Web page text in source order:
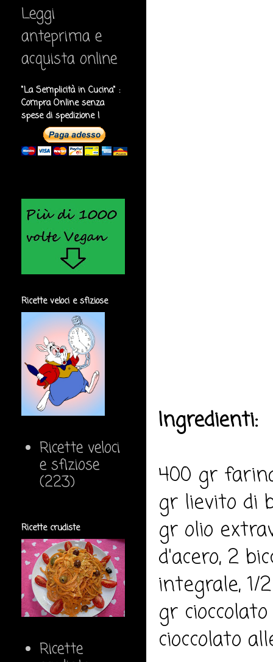
Ingredienti:
400 gr
gr lievito di
gr olio
d'acero, 2
integrale, 1/
gr
cioccolato
Leggi
anteprima e
acquista online
"La Semplicità in Cucina" :
Compra Online senza
spese di spedizione !
Ricette veloci e sfiziose
Ricette veloci
e sfiziose
(223)
Ricette crudiste
Ricette